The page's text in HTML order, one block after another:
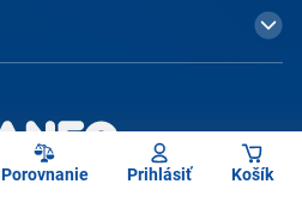
Porovnanie Prihlásiť Košík